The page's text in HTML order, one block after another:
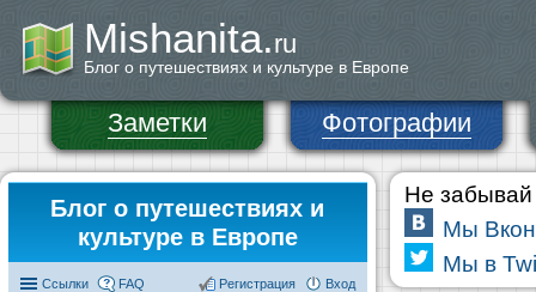
Mishanita.ru
Блог о путешествиях и культуре в Европе
Заметки Фотографии
Блог о путешествиях и
культуре в Европе
Ссылки FAQ Вход
Регистрация
Не забывай
Мы
Мы в